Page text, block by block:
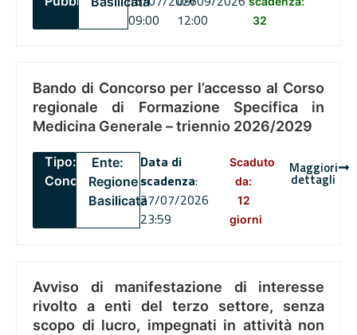
09:00
12:00
32
Bando di Concorso per l’accesso al Corso
regionale di Formazione Specifica in
Medicina Generale – triennio 2026/2029
Tipo:
Concorsi
Ente:
Regione
Basilicata
Data di
scadenza:
27/07/2026
23:59
Scaduto
da:
12
giorni
Maggiori
dettagli
Avviso di manifestazione di interesse
rivolto a enti del terzo settore, senza
scopo di lucro, impegnati in attività non